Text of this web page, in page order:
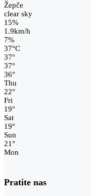
Žepče
clear sky
15%
1.9km/h
7%
37°C
37°
37°
36°
Thu
22°
Fri
19°
Sat
19°
Sun
21°
Mon
Pratite nas